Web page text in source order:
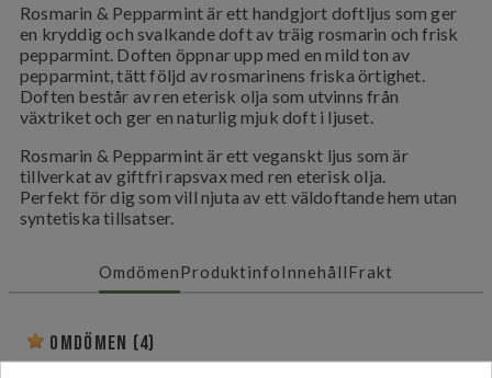
Rosmarin & Pepparmint är ett handgjort doftljus som ger
en kryddig och svalkande doft av träig rosmarin och frisk
pepparmint. Doften öppnar upp med en mild ton av
pepparmint, tätt följd av rosmarinens friska örtighet.
Doften består av ren eterisk olja som utvinns från
växtriket och ger en naturlig mjuk doft i ljuset.
Rosmarin & Pepparmint är ett veganskt ljus som är
tillverkat av giftfri rapsvax med ren eterisk olja.
Perfekt för dig som vill njuta av ett väldoftande hem utan
syntetiska tillsatser.
OmdömenProduktinfoInnehållFrakt
Omdömen (4)